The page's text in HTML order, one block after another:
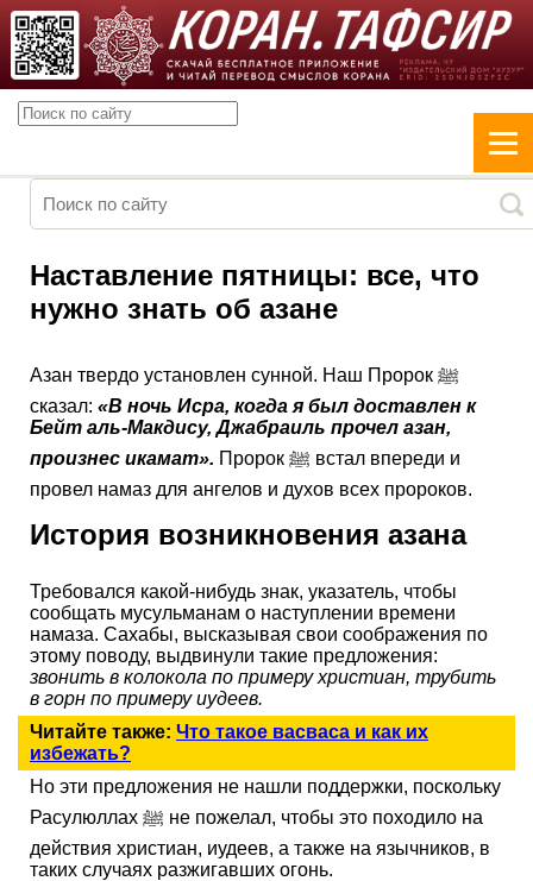
Наставление пятницы: все, что
нужно знать об азане
Азан твердо установлен сунной. Наш Пророк ﷺ
сказал: «В ночь Исра, когда я был доставлен к
Бейт аль-Макдису, Джабраиль прочел азан,
произнес икамат». Пророк ﷺ встал впереди и
провел намаз для ангелов и духов всех пророков.
История возникновения азана
Требовался какой-нибудь знак, указатель, чтобы
сообщать мусульманам о наступлении времени
намаза. Сахабы, высказывая свои соображения по
этому поводу, выдвинули такие предложения:
звонить в колокола по примеру христиан, трубить
в горн по примеру иудеев.
Читайте также: Что такое васваса и как их
избежать?
Но эти предложения не нашли поддержки, поскольку
Расулюллах ﷺ не пожелал, чтобы это походило на
действия христиан, иудеев, а также на язычников, в
таких случаях разжигавших огонь.